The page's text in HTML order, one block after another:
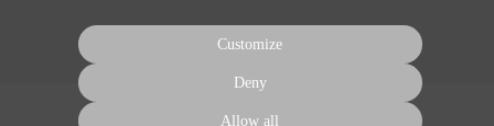
Customize
Deny
Allow all